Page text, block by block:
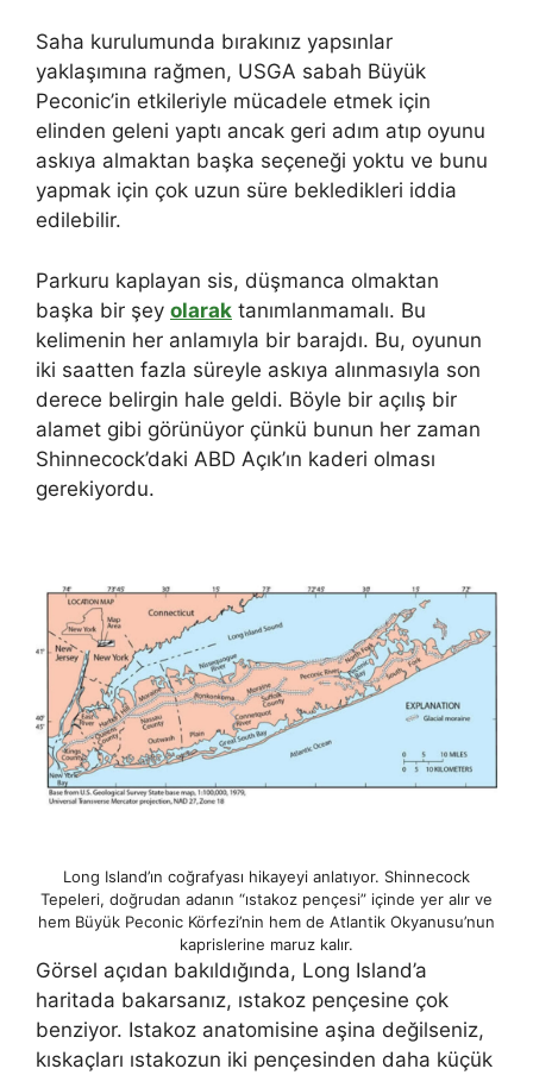
Saha kurulumunda bırakınız yapsınlar
yaklaşımına rağmen, USGA sabah Büyük
Peconic’in etkileriyle mücadele etmek için
elinden geleni yaptı ancak geri adım atıp oyunu
askıya almaktan başka seçeneği yoktu ve bunu
yapmak için çok uzun süre bekledikleri iddia
edilebilir.
Parkuru kaplayan sis, düşmanca olmaktan
başka bir şey olarak tanımlanmamalı. Bu
kelimenin her anlamıyla bir barajdı. Bu, oyunun
iki saatten fazla süreyle askıya alınmasıyla son
derece belirgin hale geldi. Böyle bir açılış bir
alamet gibi görünüyor çünkü bunun her zaman
Shinnecock’daki ABD Açık’ın kaderi olması
gerekiyordu.
Long Island’ın coğrafyası hikayeyi anlatıyor. Shinnecock
Tepeleri, doğrudan adanın “ıstakoz pençesi” içinde yer alır ve
hem Büyük Peconic Körfezi’nin hem de Atlantik Okyanusu’nun
kaprislerine maruz kalır.
Görsel açıdan bakıldığında, Long Island’a
haritada bakarsanız, ıstakoz pençesine çok
benziyor. Istakoz anatomisine aşina değilseniz,
kıskaçları ıstakozun iki pençesinden daha küçük